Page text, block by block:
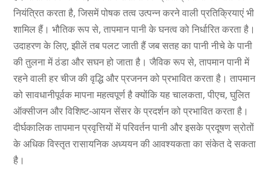
नियंत्रित करता है, जिसमें पोषक तत्व उत्पन्न करने वाली प्रतिक्रियाएं भी
शामिल हैं। भौतिक रूप से, तापमान पानी के घनत्व को निर्धारित करता है।
उदाहरण के लिए, झीलें तब पलट जाती हैं जब सतह का पानी नीचे के पानी
की तुलना में ठंडा और सघन हो जाता है। जैविक रूप से, तापमान पानी में
रहने वाली हर चीज की वृद्धि और प्रजनन को प्रभावित करता है। तापमान
को सावधानीपूर्वक मापना महत्वपूर्ण है क्योंकि यह चालकता, पीएच, घुलित
ऑक्सीजन और विशिष्ट-आयन सेंसर के प्रदर्शन को प्रभावित करता है।
दीर्घकालिक तापमान प्रवृत्तियों में परिवर्तन पानी और इसके प्रदूषण स्रोतों
के अधिक विस्तृत रासायनिक अध्ययन की आवश्यकता का संकेत दे सकता
है।